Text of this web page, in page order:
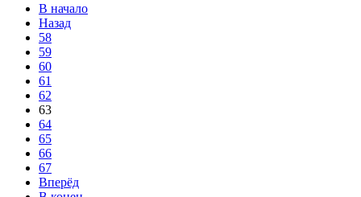
В начало
Назад
58
59
60
61
62
63
64
65
66
67
Вперёд